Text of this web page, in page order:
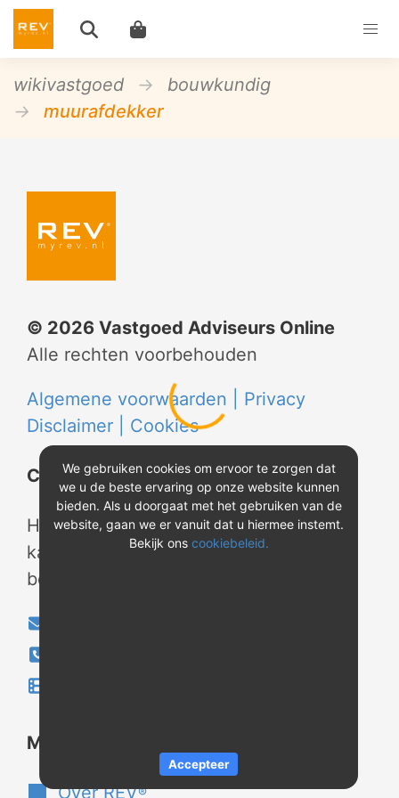
wikivastgoed
bouwkundig
muurafdekker
© 2026 Vastgoed Adviseurs Online
Alle rechten voorbehouden
Algemene voorwaarden | Privacy
Disclaimer | Cookies
Contact
Heeft u vragen? Neem tijdens
kantooruren contact met ons op of
bekijk onze instructievideo's.
Meer over REV
Over REV®
We gebruiken cookies om ervoor te zorgen dat
we u de beste ervaring op onze website kunnen
bieden. Als u doorgaat met het gebruiken van de
website, gaan we er vanuit dat u hiermee instemt.
Bekijk ons cookiebeleid.
Accepteer